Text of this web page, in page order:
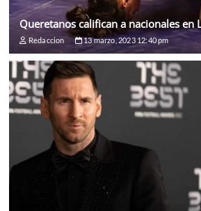
Queretanos califican a nacionales en
Redaccion 13 marzo, 2023 12:40 pm